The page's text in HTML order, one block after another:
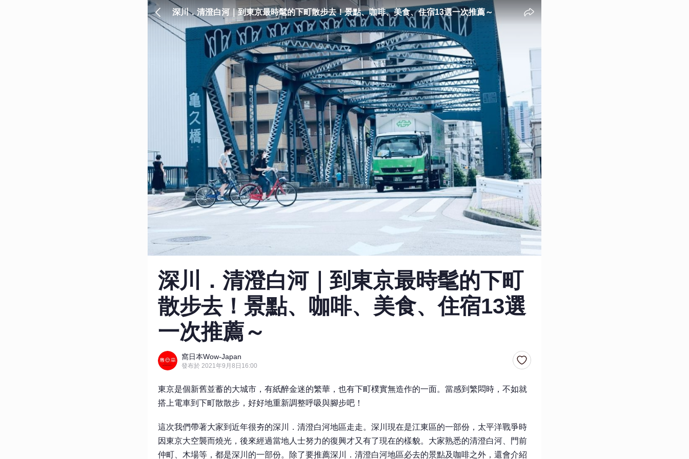
深川．清澄白河｜到東京最時髦的下町散步去！景點、咖啡、美食、住宿13選一次推薦～
深川．清澄白河｜到東京最時髦的下町
散步去！景點、咖啡、美食、住宿13選
一次推薦～
窩日本Wow-Japan
發布於 2021年9月8日16:00
東京是個新舊並蓄的大城市，有紙醉金迷的繁華，也有下町樸實無造作的一面。當感到繁悶時，不如就
搭上電車到下町散散步，好好地重新調整呼吸與腳步吧！
這次我們帶著大家到近年很夯的深川．清澄白河地區走走。深川現在是江東區的一部份，太平洋戰爭時
因東京大空襲而燒光，後來經過當地人士努力的復興才又有了現在的樣貌。大家熟悉的清澄白河、門前
仲町、木場等，都是深川的一部份。除了要推薦深川．清澄白河地區必去的景點及咖啡之外，還會介紹